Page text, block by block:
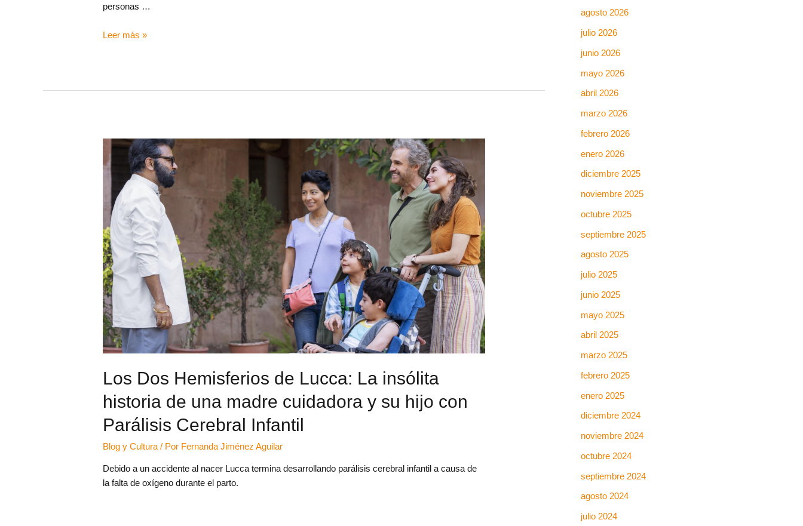
personas …
Leer más »
Los Dos Hemisferios de Lucca: La insólita
historia de una madre cuidadora y su hijo con
Parálisis Cerebral Infantil
Blog y Cultura / Por Fernanda Jiménez Aguilar
Debido a un accidente al nacer Lucca termina desarrollando parálisis cerebral infantil a causa de
la falta de oxígeno durante el parto.
agosto 2026
julio 2026
junio 2026
mayo 2026
abril 2026
marzo 2026
febrero 2026
enero 2026
diciembre 2025
noviembre 2025
octubre 2025
septiembre 2025
agosto 2025
julio 2025
junio 2025
mayo 2025
abril 2025
marzo 2025
febrero 2025
enero 2025
diciembre 2024
noviembre 2024
octubre 2024
septiembre 2024
agosto 2024
julio 2024